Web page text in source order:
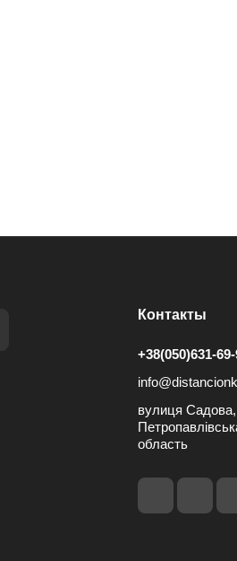
Контакты
+38(050)631-
вулиця Садова,
область